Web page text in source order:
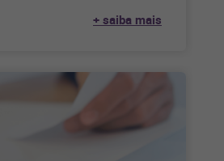
+ saiba mais